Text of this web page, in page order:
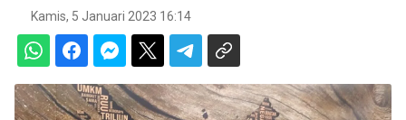
Kamis, 5 Januari 2023 16:14